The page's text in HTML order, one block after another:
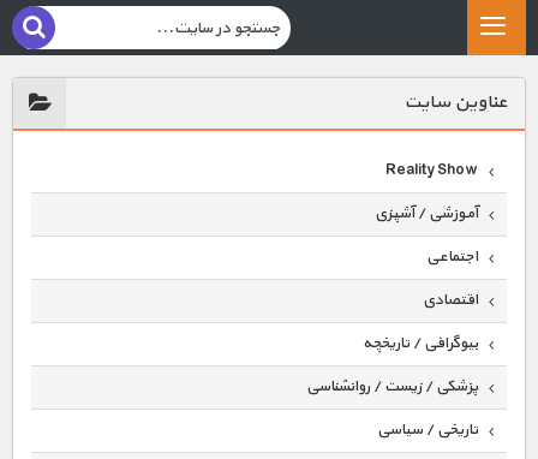
عناوين سايت
Reality Show
آموزشی / آشپزی
اجتماعی
اقتصادی
بیوگرافی / تاریخچه
پزشکی / زیست / روانشناسی
تاریخی / سیاسی